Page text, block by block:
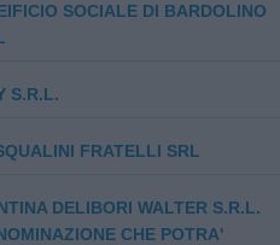
SOCIALE DI BARDOLINO
S.R.L.
FRATELLI SRL
DELIBORI WALTER S.R.L.
CHE POTRA'